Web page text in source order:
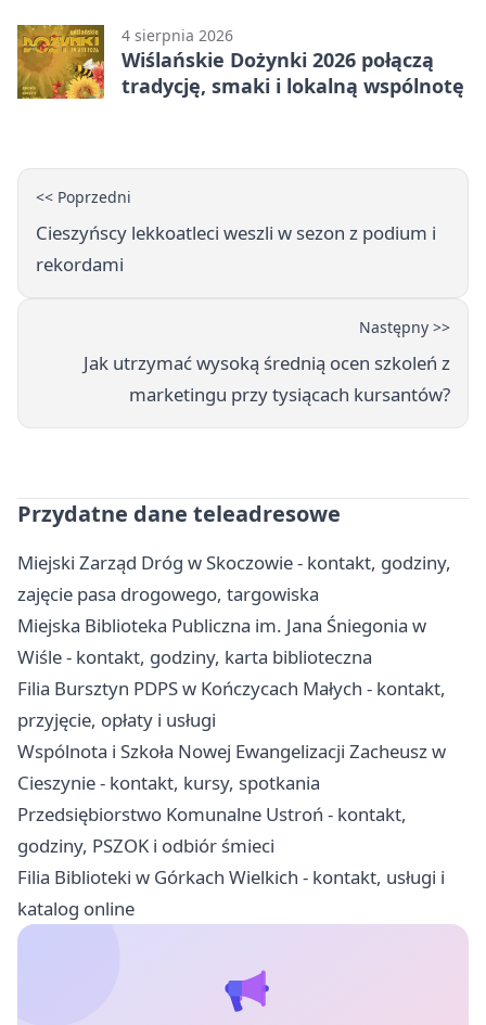
4 sierpnia 2026
Wiślańskie Dożynki 2026 połączą
tradycję, smaki i lokalną wspólnotę
<< Poprzedni
Cieszyńscy lekkoatleci weszli w sezon z podium i
rekordami
Następny >>
Jak utrzymać wysoką średnią ocen szkoleń z
marketingu przy tysiącach kursantów?
Przydatne dane teleadresowe
Miejski Zarząd Dróg w Skoczowie - kontakt, godziny,
zajęcie pasa drogowego, targowiska
Miejska Biblioteka Publiczna im. Jana Śniegonia w
Wiśle - kontakt, godziny, karta biblioteczna
Filia Bursztyn PDPS w Kończycach Małych - kontakt,
przyjęcie, opłaty i usługi
Wspólnota i Szkoła Nowej Ewangelizacji Zacheusz w
Cieszynie - kontakt, kursy, spotkania
Przedsiębiorstwo Komunalne Ustroń - kontakt,
godziny, PSZOK i odbiór śmieci
Filia Biblioteki w Górkach Wielkich - kontakt, usługi i
katalog online